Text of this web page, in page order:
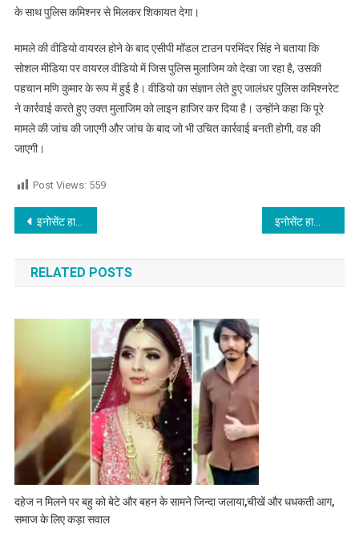
के साथ पुलिस कमिश्नर से मिलकर शिकायत देगा।
मामले की वीडियो वायरल होने के बाद एसीपी मॉडल टाउन परमिंदर सिंह ने बताया कि
सोशल मीडिया पर वायरल वीडियो में जिस पुलिस मुलाजिम को देखा जा रहा है, उसकी
पहचान मणि कुमार के रूप में हुई है। वीडियो का संज्ञान लेते हुए जालंधर पुलिस कमिश्नरेट
ने कार्रवाई करते हुए उक्त मुलाजिम को लाइन हाजिर कर दिया है। उन्होंने कहा कि पूरे
मामले की जांच की जाएगी और जांच के बाद जो भी उचित कार्रवाई बनती होगी, वह की
जाएगी।
Post Views: 559
Post navigation
इनोसेंट हार्ट्स स्कूलों एवं कॉलेजों में श्रद्धा व सांस्कृतिक उल्लास के साथ मनाया बसंत पंचमी पर्व,पढ़े इनोसेंट हार्ट्स ग्रीन मॉडल टाउन में यादों,भावनाओं और मुस्कानों से सजा हस्ता-ला-विस्ता विदायगी समारोह,पढ़े
RELATED POSTS
दहेज न मिलने पर बहु को बेटे और बहन के सामने जिन्दा जलाया,चीखें और धधकती आग,
समाज के लिए कड़ा सवाल